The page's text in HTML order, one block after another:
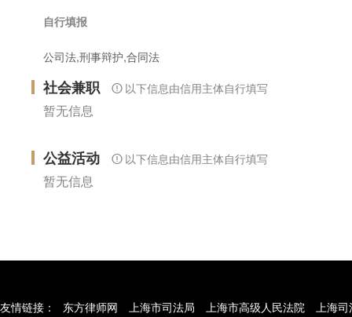
自行填报
公司法,刑事辩护,合同法
社会兼职 以下信息由信用主体自行填写
暂无信息
公益活动 以下信息由信用主体自行填写
暂无信息
友情链接： 东方律师网 上海市司法局 上海市高级人民法院
上海